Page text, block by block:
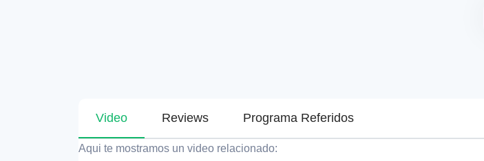
Video Reviews Programa Referidos
Aqui te mostramos un video relacionado: